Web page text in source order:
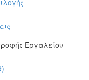
Εργαλείου